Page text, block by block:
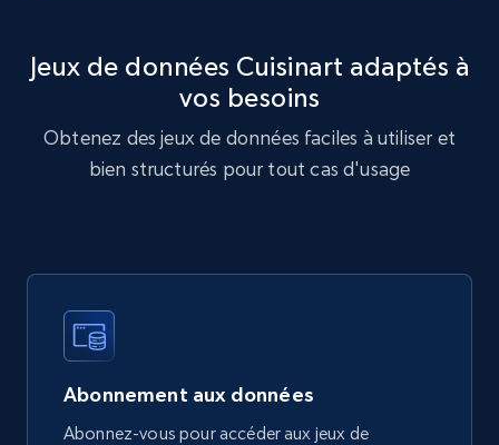
URL, Product id, Title, Original price, Final price,
Discount rate, Currency, Description, and more.
838+
Jeux de données Cuisinart adaptés à
vos besoins
Obtenez des jeux de données faciles à utiliser et
bien structurés pour tout cas d'usage
Abonnement aux données
Abonnez-vous pour accéder aux jeux de